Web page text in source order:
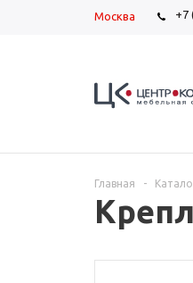
Москва +7
Главная -